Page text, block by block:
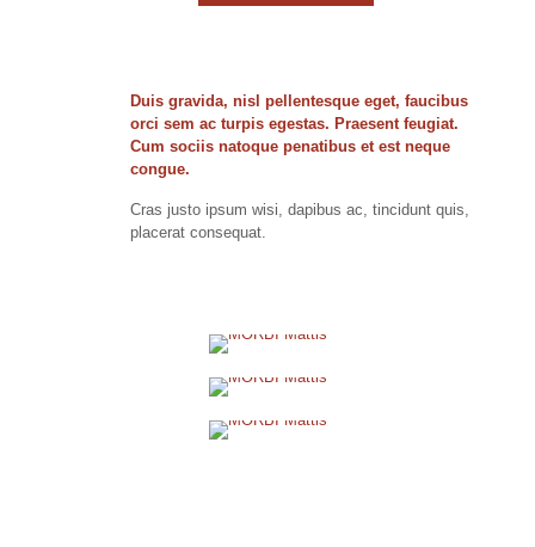
Duis gravida, nisl pellentesque eget, faucibus
orci sem ac turpis egestas. Praesent feugiat.
Cum sociis natoque penatibus et est neque
congue.
Cras justo ipsum wisi, dapibus ac, tincidunt quis,
placerat consequat.